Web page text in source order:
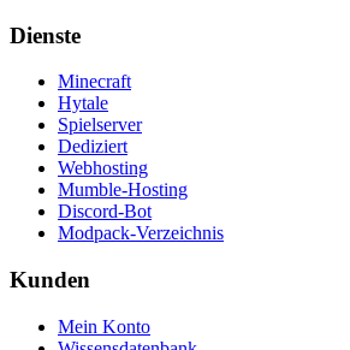
Dienste
Minecraft
Hytale
Spielserver
Dediziert
Webhosting
Mumble-Hosting
Discord-Bot
Modpack-Verzeichnis
Kunden
Mein Konto